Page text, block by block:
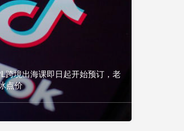
跨境出海课即日起开始预订，老
点价